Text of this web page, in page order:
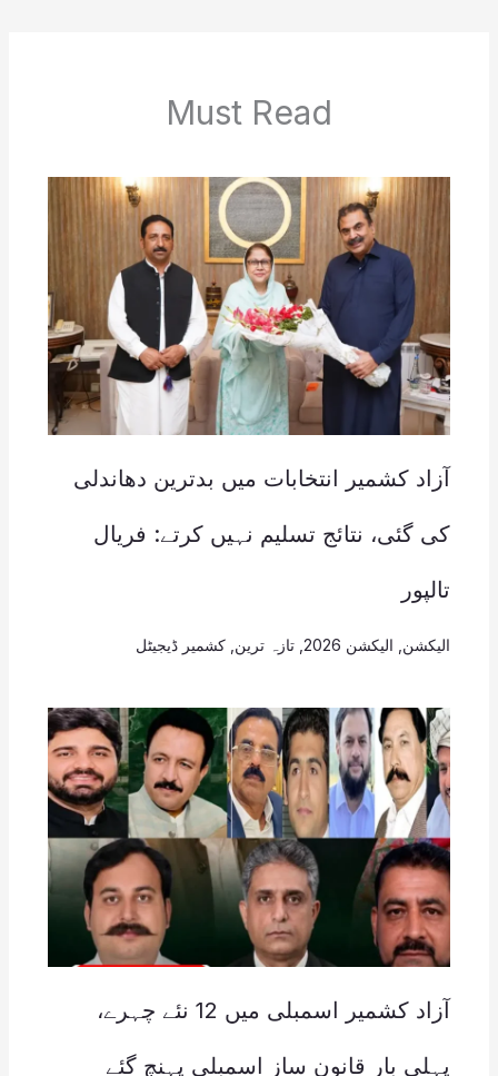
Must Read
آزاد کشمیر انتخابات میں بدترین دھاندلی
کی گئی، نتائج تسلیم نہیں کرتے: فریال
تالپور
الیکشن الیکشن 2026 , تازہ ترین کشمیر ڈیجیٹل
آزاد کشمیر اسمبلی میں 12 نئے چہرے،
پہلی بار قانون ساز اسمبلی پہنچ گئے